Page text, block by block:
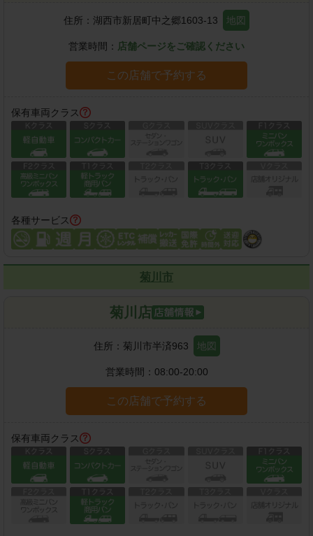
住所： 湖西市新居町中之郷1603-13 地図
営業時間： 店舗ページをご確認ください
この店舗で予約する
保有車両クラス
各種サービス
菊川市
菊川店
住所： 菊川市半済963 地図
営業時間： 08:00-20:00
この店舗で予約する
保有車両クラス